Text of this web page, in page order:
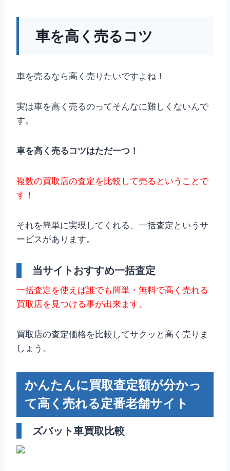
車を高く売るコツ
車を売るなら高く売りたいですよね！
実は車を高く売るのってそんなに難しくないんで
す。
車を高く売るコツはただ一つ！
複数の買取店の査定を比較して売るということで
す！
それを簡単に実現してくれる、一括査定というサ
ービスがあります。
当サイトおすすめ一括査定
一括査定を使えば誰でも簡単・無料で高く売れる
買取店を見つける事が出来ます。
買取店の査定価格を比較してサクッと高く売りま
しょう。
かんたんに買取査定額が分かっ
て高く売れる定番老舗サイト
ズバット車買取比較